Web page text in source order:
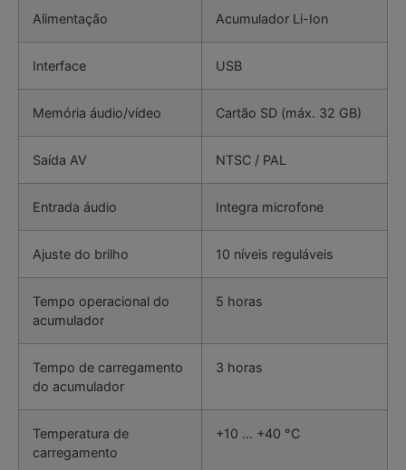
Alimentação Acumulador Li-Ion
Interface USB
Memória áudio/vídeo Cartão SD (máx. 32 GB)
Saída AV NTSC / PAL
Entrada áudio Integra microfone
Ajuste do brilho 10 níveis reguláveis
Tempo operacional do
acumulador
5 horas
Tempo de carregamento
do acumulador
3 horas
Temperatura de
carregamento
+10 … +40 °C